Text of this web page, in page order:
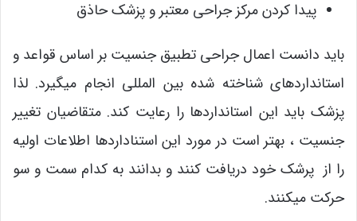
پیدا کردن مرکز جراحی معتبر و پزشک حاذق
باید دانست اعمال جراحی تطبیق جنسیت بر اساس قواعد و
استانداردهای شناخته شده بین المللی انجام میگیرد. لذا
پزشک باید این استانداردها را رعایت کند. متقاضیان تغییر
جنسیت ، بهتر است در مورد این استناداردها اطلاعات اولیه
را از پرشک خود دریافت کنند و بدانند به کدام سمت و سو
حرکت میکنند.